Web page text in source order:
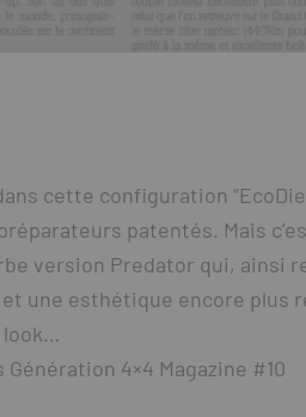
cette configuration
patentés. Mais
version Predator qui, ainsi
une esthétique encore plus
look…
4×4 Magazine #10